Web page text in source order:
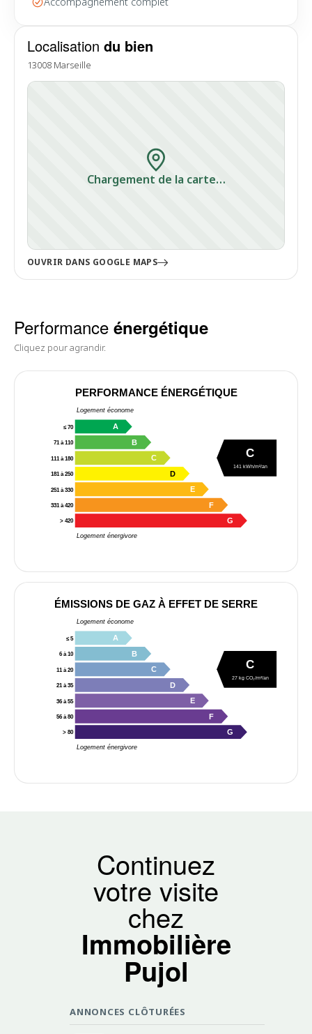
Localisation du bien
13008 Marseille
Chargement de la carte…
OUVRIR DANS GOOGLE MAPS
Performance énergétique
Cliquez pour agrandir.
PERFORMANCE ÉNERGÉTIQUE
Logement économe
Logement énergivore
≤ 70 A
71 à 110 B
111 à 180 C
181 à 250 D
251 à 330 E
331 à 420 F
> 420 G
C
141 kWh/m²/an
ÉMISSIONS DE GAZ À EFFET DE SERRE
Logement économe
Logement énergivore
≤ 5 A
6 à 10 B
11 à 20 C
21 à 35 D
36 à 55 E
56 à 80 F
> 80 G
C
27 kg CO₂/m²/an
Continuez
votre visite
chez
Immobilière
Pujol
ANNONCES CLÔTURÉES